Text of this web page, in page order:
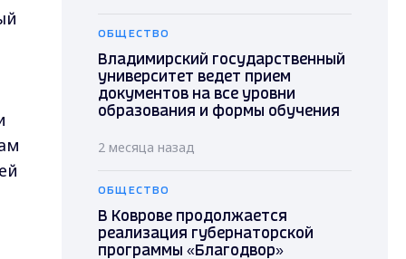
ОБЩЕСТВО
Владимирский государственный
университет ведет прием
документов на все уровни
образования и формы обучения
2 месяца назад
ОБЩЕСТВО
В Коврове продолжается
реализация губернаторской
программы «Благодвор»